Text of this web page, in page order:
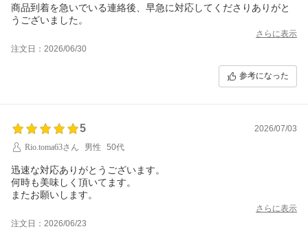
商品到着を急いでいる連絡後、早急に対応してくださりありがと
うございました。
さらに表示
注文日：2026/06/30
参考になった
5
2026/07/03
Rio.toma63さん
男性 50代
迅速な対応ありがとうございます。
何時も美味しく頂いてます。
またお願いします。
さらに表示
注文日：2026/06/23